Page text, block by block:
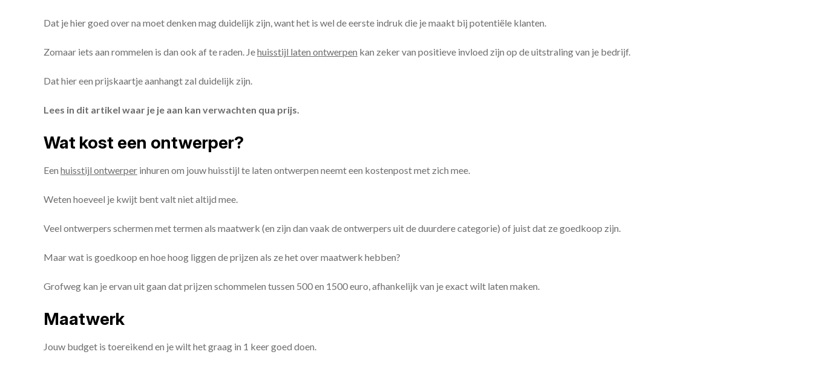
Dat je hier goed over na moet denken mag duidelijk zijn, want het is wel de eerste indruk die je maakt bij potentiële klanten.
Zomaar iets aan rommelen is dan ook af te raden. Jehuisstijl laten ontwerpen kan zeker van positieve invloed zijn op de uitstraling van je bedrijf.
Dat hier een prijskaartje aanhangt zal duidelijk zijn.
Lees in dit artikel waar je je aan kan verwachten qua prijs.
Wat kost een ontwerper?
Een huisstijl ontwerper inhuren om jouw huisstijl te laten ontwerpen neemt een kostenpost met zich mee.
Weten hoeveel je kwijt bent valt niet altijd mee.
Veel ontwerpers schermen met termen als maatwerk (en zijn dan vaak de ontwerpers uit de duurdere categorie) of juist dat ze goedkoop zijn.
Maar wat is goedkoop en hoe hoog liggen de prijzen als ze het over maatwerk hebben?
Grofweg kan je ervan uit gaan dat prijzen schommelen tussen 500 en 1500 euro, afhankelijk van je exact wilt laten maken.
Maatwerk
Jouw budget is toereikend en je wilt het graag in 1 keer goed doen.